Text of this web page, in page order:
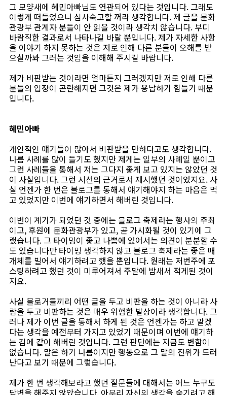
그 모양새에 혜민아빠님도 연관되어 있다는 것입니다. 그래도
이렇게 떠들었으니 심사숙고할 꺼라 생각합니다. 제 글을 문화
관광부 관계자 분들이 안 읽을 것이라 생각치 않습니다. 부디
바람직한 결과로서 나타나길 바랄 뿐입니다. 제가 자세한 사항
을 이야기 하지 못하는 것은 저로 인해 다른 분들이 오해를 받
으실까봐 그러는 것임을 이해해 주시길 바랍니다.
제가 비판받는 것이라면 얼마든지 그러겠지만 저로 인해 다른
분들의 입장이 곤란해지면 그것은 제가 용납하기 힘들기 때문
입니다.
혜민아빠
개인적인 얘기들이 많아서 비판받을 만하다고도 생각합니다.
나름 사례를 많이 들기도 했지만 제게는 일부의 사례일 뿐이고
그런 사례들을 통해서 저는 그다지 좋게 보고 있지는 않았던 것
이 사실입니다. 그런 시선의 근거로서 제시했던 것이었지요. 사
실 언젠가 한 번은 블로그를 통해서 얘기해야지 하는 마음은 먹
고 있었지만 이번에 얘기하면서 해버린 것입니다.
이번이 계기가 되었던 것 중에는 블로그 축제라는 행사의 주최
이고, 후원에 문화관광부가 있고, 곧 가시화될 것이 있기에 그
랬습니다. 그 타이밍이 좋고 나쁨에 있어서는 의견이 분분할 수
도 있습니다만 타이밍 생각하지 않고 블로그 축제라는 좋은 매
개체를 빌어서 얘기하려고 했을 뿐입니다. 원래는 저번주에 포
스팅하려고 했던 것이 미루어져서 주말에 밤새서 적게된 것이
지요.
사실 블로거들끼리 어떤 글을 두고 비판을 하는 것이 아니라 사
람을 두고 비판하는 것은 매우 위험한 발상이라 생각합니다. 그
러나 제가 이번 글을 통해서 하게 된 것은 언젠가는 하고 말겠
다는 생각을 예전부터 가지고 있었기 때문이며 이번에 얘기하
는 김에 같이 해버린 것입니다. 그런 판단에는 지금도 변함이
없습니다. 말은 하기 나름이지만 행동으로 그 말의 진위가 드러
난다고 보기 때문에 그렇습니다.
제가 한 번 생각해보라고 했던 질문들에 대해서는 어느 누구도
답변을 해주지 않았습니다. 아무리 자신의 생각을 숨기려고 해